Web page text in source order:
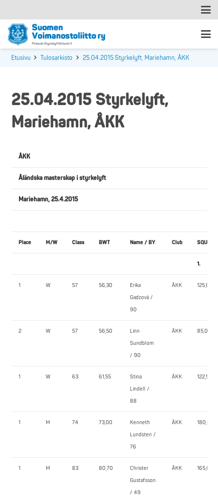
Etusivu Tulosarkisto 25.04.2015 Styrkelyft, Mariehamn, ÅKK
25.04.2015 Styrkelyft,
Mariehamn, ÅKK
ÅKK
Åländska masterskap i styrkelyft
Mariehamn, 25.4.2015
Place M/W Class BWT Name / BY Club SQUAT
1.
1 W 57 56,30
Erika
Gadzová /
90
ÅKK 125,0
2 W 57 56,50
Linn
Sundblom
/ 90
ÅKK 85,0
1 W 63 61,55
Stina
Lindell /
88
ÅKK 122,5
1 M 74 73,00
Kenneth
Lundsten /
76
ÅKK 180,0
1 M 83 80,70
Christer
Gustafsson
/ 49
ÅKK 165,0